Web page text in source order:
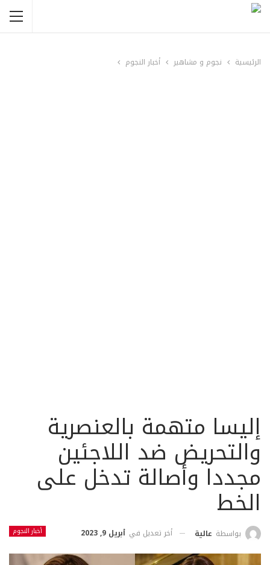
الرئيسية نجوم و مشاهير أخبار النجوم
إليسا متهمة بالعنصرية
والتحريض ضد اللاجئين
مجددا وأصالة تدخل على
الخط
أخبار النجوم بواسطة عالية أخر تعديل في أبريل 9, 2023